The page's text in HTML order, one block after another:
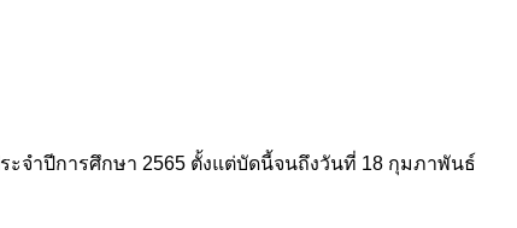
จำปีการศึกษา 2565 ตั้งแต่บัดนี้จนถึงวันที่ 18 กุมภาพันธ์